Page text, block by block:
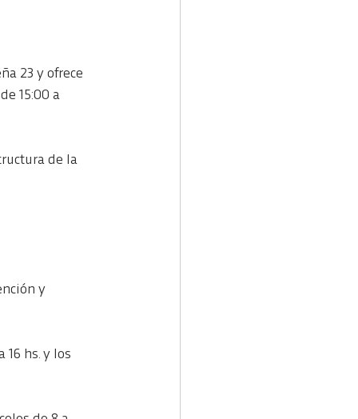
23 y ofrece
15:00 a
de la
y
16 hs. y los